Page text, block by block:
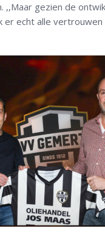
,,Maar gezien de
er echt alle